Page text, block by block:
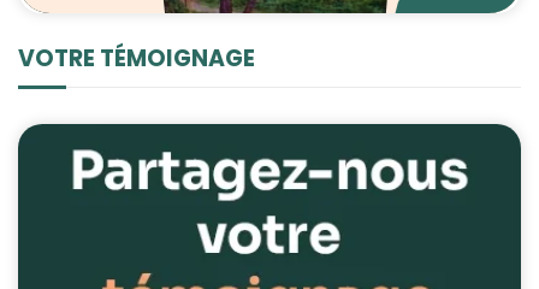
VOTRE TÉMOIGNAGE